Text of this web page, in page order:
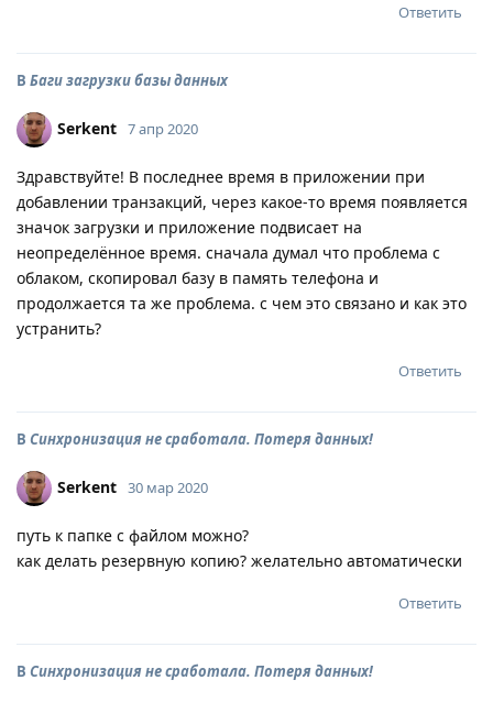
Ответить
В Баги загрузки базы данных
Serkent 7 апр 2020
Здравствуйте! В последнее время в приложении при
добавлении транзакций, через какое-то время появляется
значок загрузки и приложение подвисает на
неопределённое время. сначала думал что проблема с
облаком, скопировал базу в память телефона и
продолжается та же проблема. с чем это связано и как это
устранить?
Ответить
В Синхронизация не сработала. Потеря данных!
Serkent 30 мар 2020
путь к папке с файлом можно?
как делать резервную копию? желательно автоматически
Ответить
В Синхронизация не сработала. Потеря данных!